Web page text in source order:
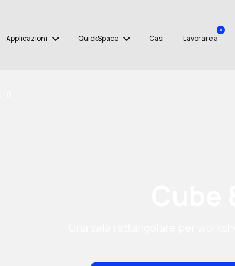
Applicazioni QuickSpace Casi Lavorare a
x